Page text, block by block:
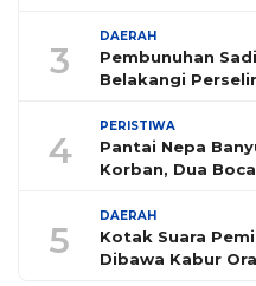
3
DAERAH
Pembunuhan
Belakangi
4
PERISTIWA
Pantai Nepa
Korban, Dua
5
DAERAH
Kotak Suara
Dibawa Kabur